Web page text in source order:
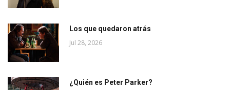
Los que quedaron atrás
Jul 28, 2026
¿Quién es Peter Parker?